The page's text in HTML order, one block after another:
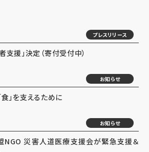
プレスリリース
支援」決定（寄付受付中）
お知らせ
」を支えるために
お知らせ
NGO 災害人道医療支援会が緊急支援＆